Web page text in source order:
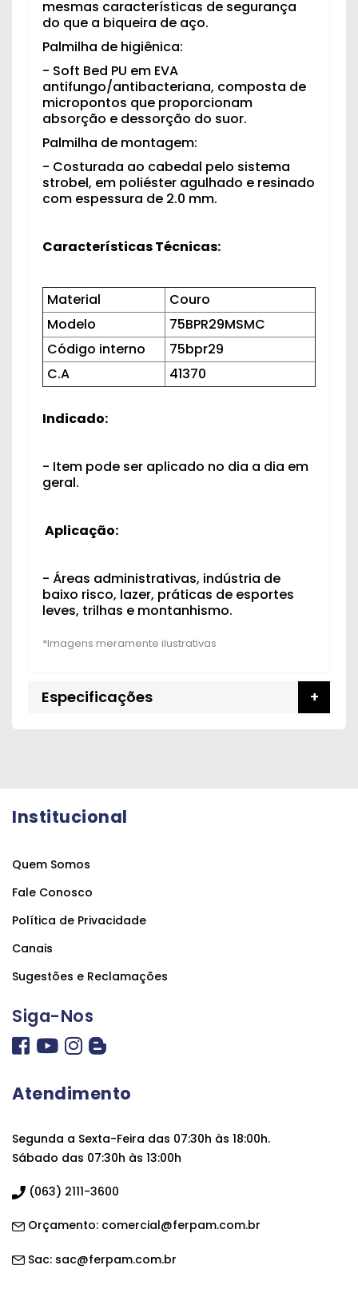
mesmas características de segurança
do que a biqueira de aço.
Palmilha de higiênica:
- Soft Bed PU em EVA
antifungo/antibacteriana, composta de
micropontos que proporcionam
absorção e dessorção do suor.
Palmilha de montagem:
- Costurada ao cabedal pelo sistema
strobel, em poliéster agulhado e resinado
com espessura de 2.0 mm.
Características Técnicas:
Material
Couro
Modelo
75BPR29MSMC
Código interno
75bpr29
C.A
41370
Indicado:
- Item pode ser aplicado no dia a dia em
geral.
Aplicação:
- Áreas administrativas, indústria de
baixo risco, lazer, práticas de esportes
leves, trilhas e montanhismo.
Especificações
Institucional
Quem Somos
Fale Conosco
Política de Privacidade
Canais
Sugestões e Reclamações
Siga-Nos
Atendimento
Segunda a Sexta-Feira das 07:30h às 18:00h.
Sábado das 07:30h às 13:00h
(063) 2111-3600
Orçamento: comercial@ferpam.com.br
Sac: sac@ferpam.com.br